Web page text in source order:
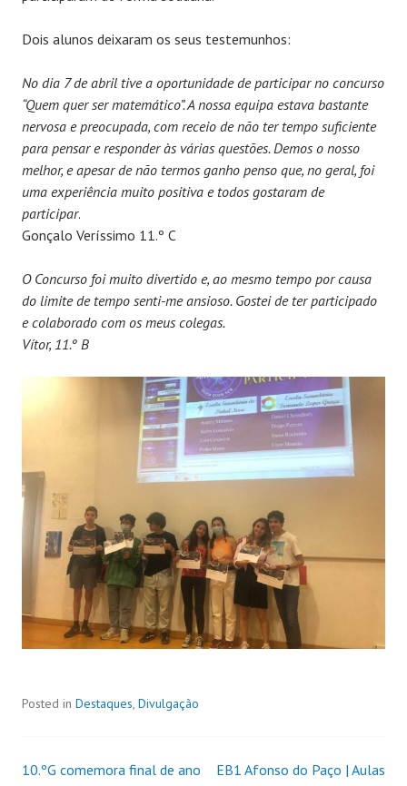
Dois alunos deixaram os seus testemunhos:
No dia 7 de abril tive a oportunidade de participar no concurso
“Quem quer ser matemático”. A nossa equipa estava bastante
nervosa e preocupada, com receio de não ter tempo suficiente
para pensar e responder às várias questões. Demos o nosso
melhor, e apesar de não termos ganho penso que, no geral, foi
uma experiência muito positiva e todos gostaram de
participar.
Gonçalo Veríssimo 11.º C
O Concurso foi muito divertido e, ao mesmo tempo por causa
do limite de tempo senti-me ansioso. Gostei de ter participado
e colaborado com os meus colegas.
Vítor, 11.º B
Posted in Destaques, Divulgação
10.ºG comemora final de ano
EB1 Afonso do Paço | Aulas